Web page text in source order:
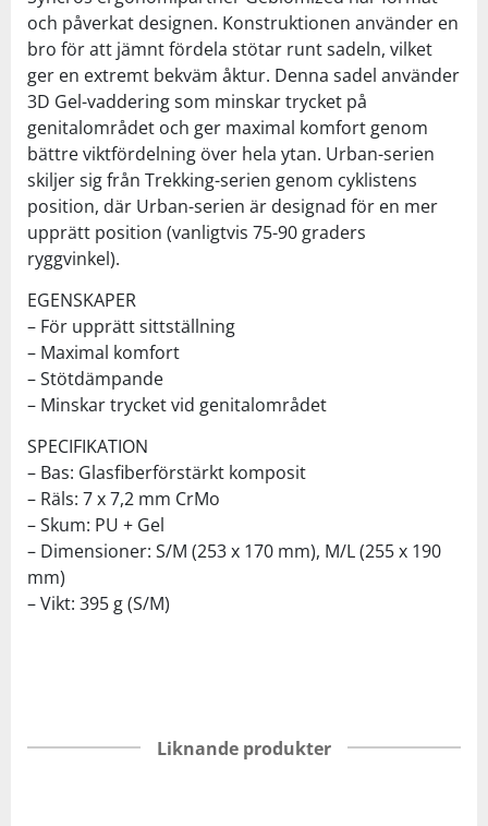
och påverkat designen. Konstruktionen använder en
bro för att jämnt fördela stötar runt sadeln, vilket
ger en extremt bekväm åktur. Denna sadel använder
3D Gel-vaddering som minskar trycket på
genitalområdet och ger maximal komfort genom
bättre viktfördelning över hela ytan. Urban-serien
skiljer sig från Trekking-serien genom cyklistens
position, där Urban-serien är designad för en mer
upprätt position (vanligtvis 75-90 graders
ryggvinkel).
EGENSKAPER
– För upprätt sittställning
– Maximal komfort
– Stötdämpande
– Minskar trycket vid genitalområdet
SPECIFIKATION
– Bas: Glasfiberförstärkt komposit
– Räls: 7 x 7,2 mm CrMo
– Skum: PU + Gel
– Dimensioner: S/M (253 x 170 mm), M/L (255 x 190
mm)
– Vikt: 395 g (S/M)
Liknande produkter